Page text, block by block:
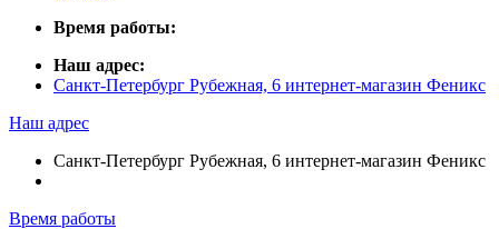
Время работы:
Наш адрес:
Санкт-Петербург Рубежная, 6 интернет-магазин Феникс
Наш адрес
Санкт-Петербург Рубежная, 6 интернет-магазин Феникс
Время работы